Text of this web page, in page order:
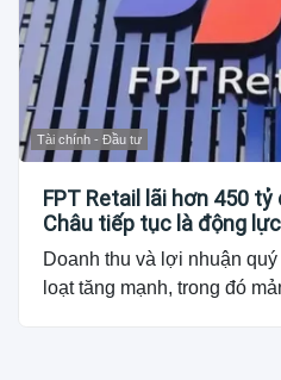
Tài chính - Đầu tư
FPT Retail lãi hơn 450 tỷ
Châu tiếp tục là động
Doanh thu và lợi nhuận
loạt tăng mạnh, trong đó